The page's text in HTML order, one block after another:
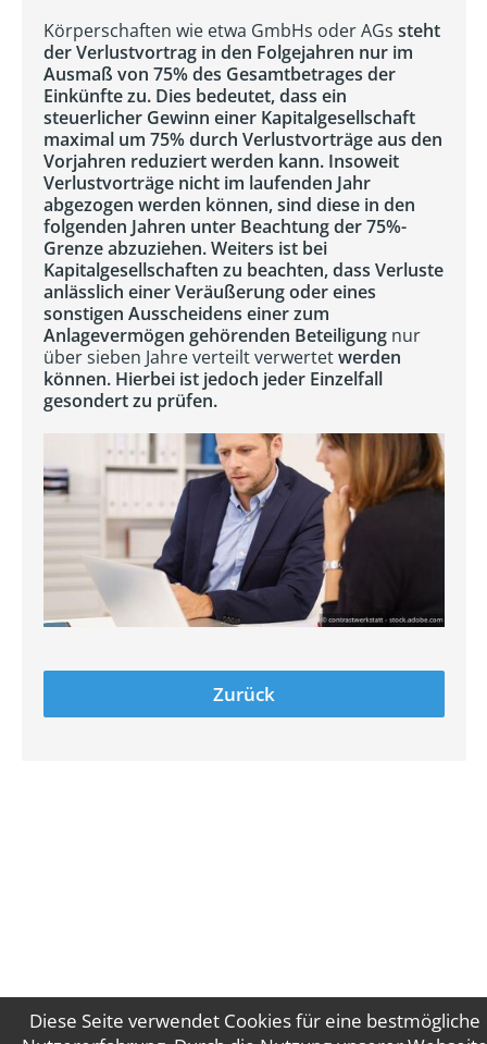
Diese Seite verwendet Cookies für eine bestmögliche
Körperschaften wie etwa GmbHs oder AGs steht
der Verlustvortrag in den Folgejahren nur im
Ausmaß von 75% des Gesamtbetrages der
Einkünfte zu. Dies bedeutet, dass ein
steuerlicher Gewinn einer Kapitalgesellschaft
maximal um 75% durch Verlustvorträge aus den
Vorjahren reduziert werden kann. Insoweit
Verlustvorträge nicht im laufenden Jahr
abgezogen werden können, sind diese in den
folgenden Jahren unter Beachtung der 75%-
Grenze abzuziehen. Weiters ist bei
Kapitalgesellschaften zu beachten, dass Verluste
anlässlich einer Veräußerung oder eines
sonstigen Ausscheidens einer zum
Anlagevermögen gehörenden Beteiligung nur
über sieben Jahre verteilt verwertetwerden
können. Hierbei ist jedoch jeder Einzelfall
gesondert zu prüfen.
Zurück